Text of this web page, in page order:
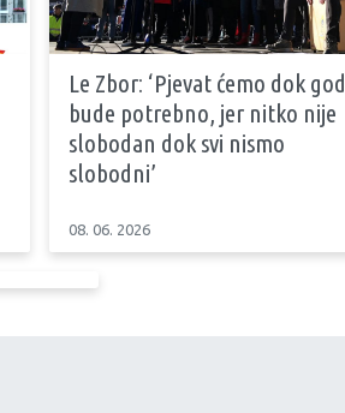
Le Zbor: ‘Pjevat ćemo dok god
bude potrebno, jer nitko nije
slobodan dok svi nismo
slobodni’
08. 06. 2026